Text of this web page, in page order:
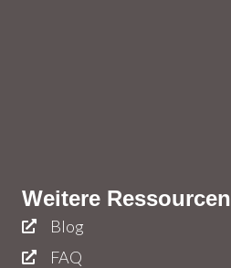
Weitere Ressourcen
Blog
FAQ